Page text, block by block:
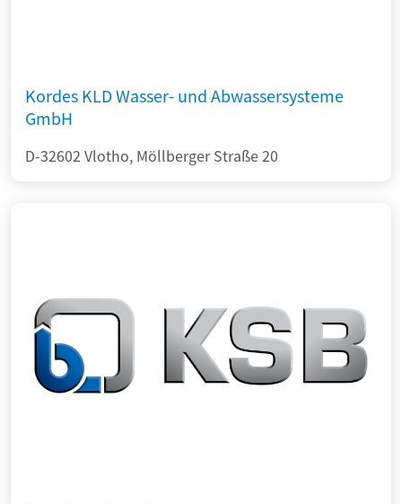
Kordes KLD Wasser- und Abwassersysteme
GmbH
D-32602 Vlotho, Möllberger Straße 20